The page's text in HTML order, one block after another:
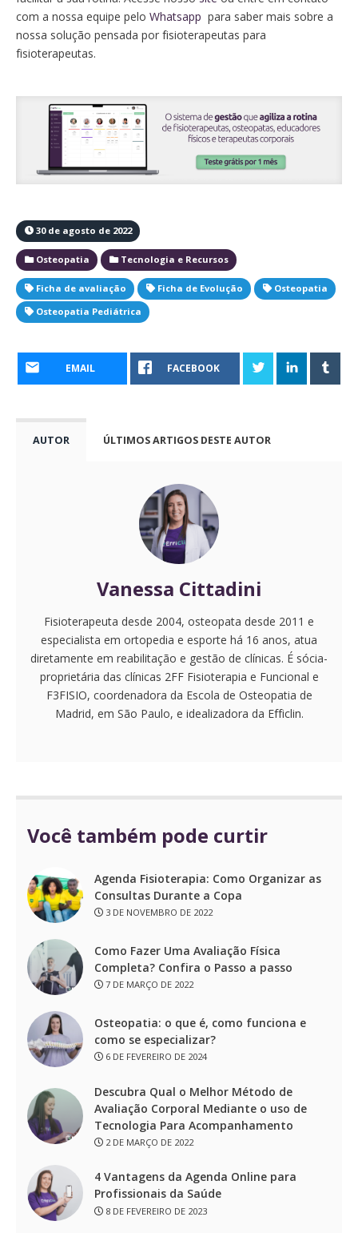
com a nossa equipe pelo Whatsapp para saber mais sobre a
nossa solução pensada por fisioterapeutas para
fisioterapeutas.
30 de agosto de 2022
Osteopatia Tecnologia e Recursos
Ficha de avaliação Ficha de Evolução
Osteopatia
Osteopatia Pediátrica
EMAIL FACEBOOK
AUTOR ÚLTIMOS ARTIGOS DESTE AUTOR
Vanessa Cittadini
Fisioterapeuta desde 2004, osteopata desde 2011 e
especialista em ortopedia e esporte há 16 anos, atua
diretamente em reabilitação e gestão de clínicas. É sócia-
proprietária das clínicas 2FF Fisioterapia e Funcional e
F3FISIO, coordenadora da Escola de Osteopatia de
Madrid, em São Paulo, e idealizadora da Efficlin.
Você também pode curtir
Agenda Fisioterapia: Como Organizar as
Consultas Durante a Copa
3 DE NOVEMBRO DE 2022
Como Fazer Uma Avaliação Física
Completa? Confira o Passo a passo
7 DE MARÇO DE 2022
Osteopatia: o que é, como funciona e
como se especializar?
6 DE FEVEREIRO DE 2024
Descubra Qual o Melhor Método de
Avaliação Corporal Mediante o uso de
Tecnologia Para Acompanhamento
2 DE MARÇO DE 2022
4 Vantagens da Agenda Online para
Profissionais da Saúde
8 DE FEVEREIRO DE 2023